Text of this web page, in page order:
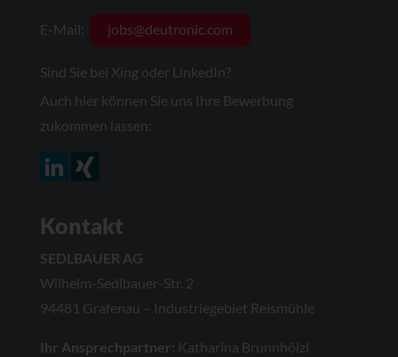
E-Mail: jobs@deutronic.com
Sind Sie bei Xing oder LinkedIn?
Auch hier können Sie uns Ihre Bewerbung
zukommen lassen:
Kontakt
SEDLBAUER AG
Wilhelm-Sedlbauer-Str. 2
94481 Grafenau – Industriegebiet Reismühle
Ihr Ansprechpartner: Katharina Brunnhölzl